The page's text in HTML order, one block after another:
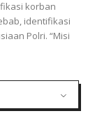
korban
identifikasi
Polri. “Misi